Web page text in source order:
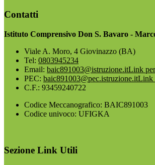
Contatti
Istituto Comprensivo Don S. Bavaro -
Viale A. Moro, 4 Giovinazzo (BA)
Tel: 0803945234
Email: baic891003@istruzione.itLink
PEC: baic891003@pec.istruzione.itLink
C.F.: 93459240722
Codice Meccanografico: BAIC891003
Codice univoco: UFIGKA
Sezione Link Utili